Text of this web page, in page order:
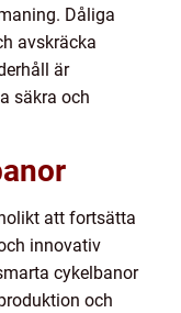
Dåliga
avskräcka
är
säkra och
att fortsätta
innovativ
cykelbanor
och